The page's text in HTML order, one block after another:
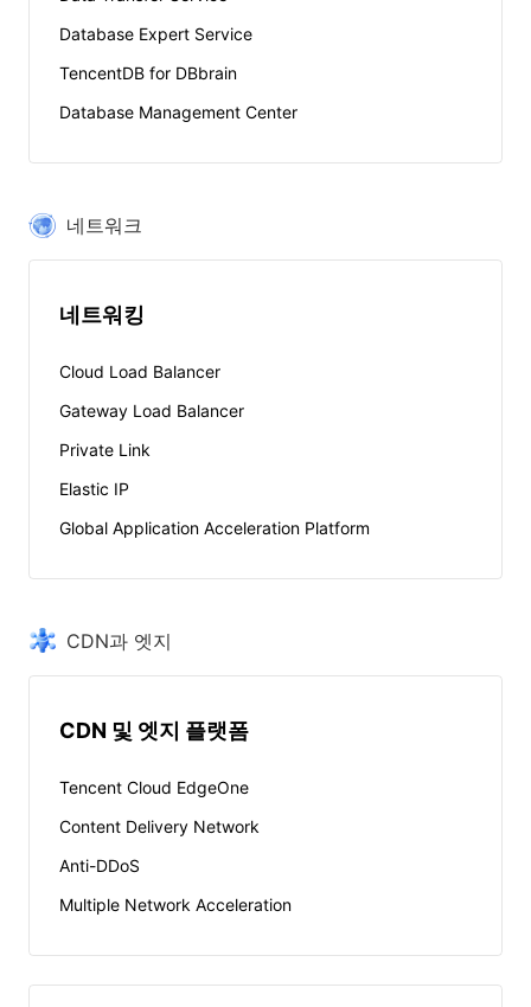
Database Expert Service
TencentDB for DBbrain
Database Management Center
네트워크
네트워킹
Cloud Load Balancer
Gateway Load Balancer
Private Link
Elastic IP
Global Application Acceleration Platform
CDN과 엣지
CDN 및 엣지 플랫폼
Tencent Cloud EdgeOne
Content Delivery Network
Anti-DDoS
Multiple Network Acceleration